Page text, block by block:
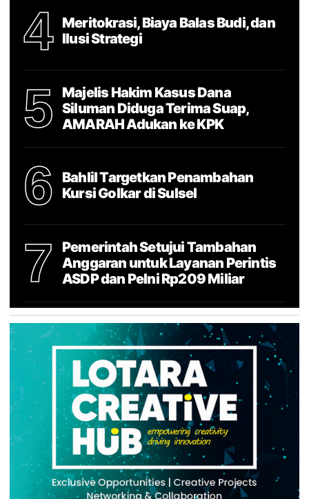
4
Meritokrasi, Biaya Balas Budi, dan
Ilusi Strategi
5
Majelis Hakim Kasus Dana
Siluman Diduga Terima Suap,
AMARAH Adukan ke KPK
6
Bahlil Targetkan Penambahan
Kursi Golkar di Sulsel
7
Pemerintah Setujui Tambahan
Anggaran untuk Layanan Perintis
ASDP dan Pelni Rp209 Miliar